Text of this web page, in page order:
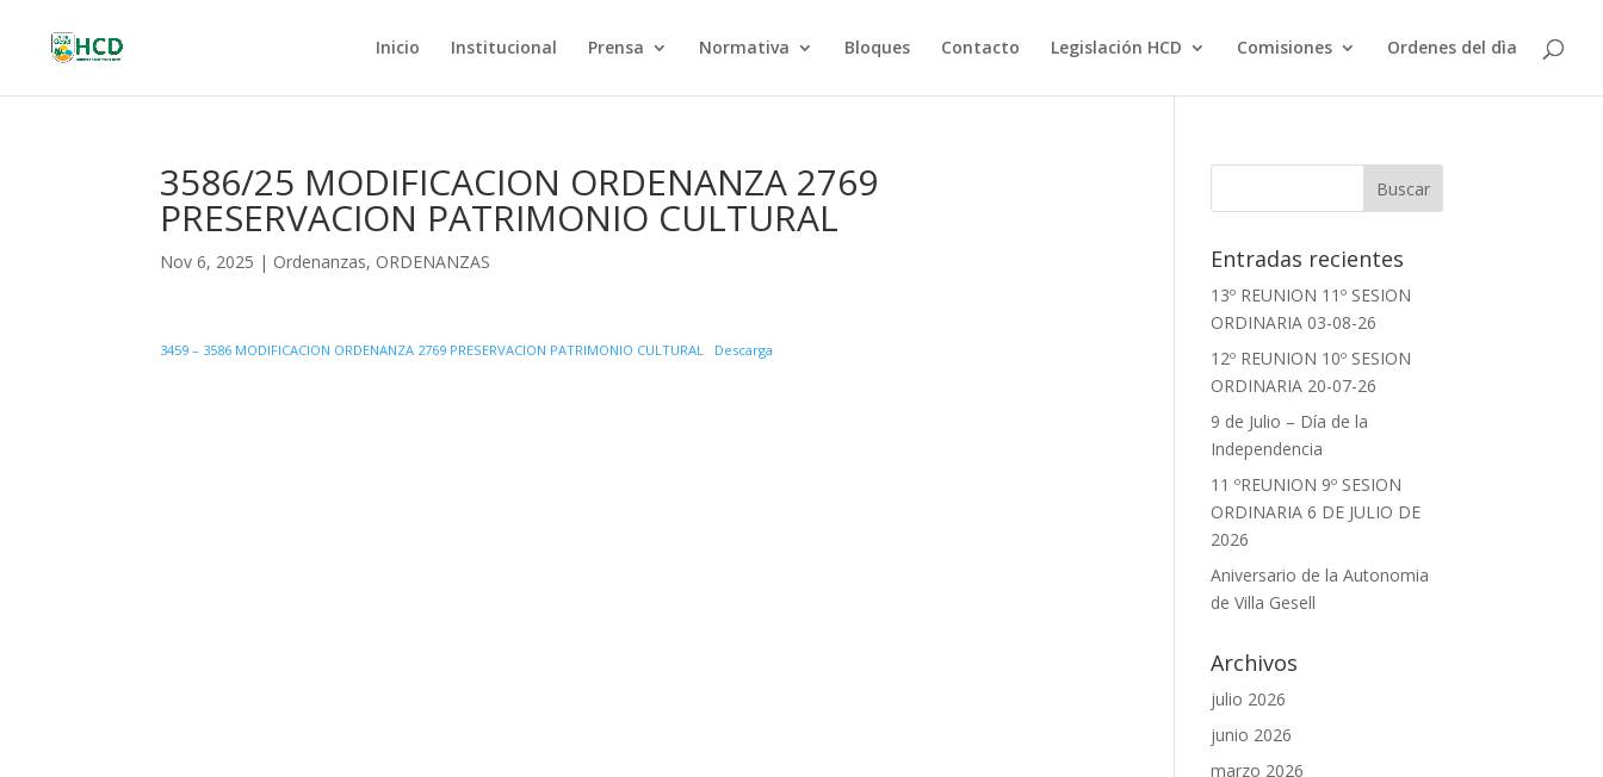
Inicio Institucional Prensa Normativa Bloques Contacto Legislación HCD Comisiones Ordenes del dìa
3586/25 MODIFICACION ORDENANZA 2769
PRESERVACION PATRIMONIO CULTURAL
Nov 6, 2025 | Ordenanzas, ORDENANZAS
3459 – 3586 MODIFICACION ORDENANZA 2769 PRESERVACION PATRIMONIO CULTURAL Descarga
Entradas recientes
13º REUNION 11º SESION
ORDINARIA 03-08-26
12º REUNION 10º SESION
ORDINARIA 20-07-26
9 de Julio – Día de la
Independencia
11 ºREUNION 9º SESION
ORDINARIA 6 DE JULIO DE
2026
Aniversario de la Autonomia
de Villa Gesell
Archivos
julio 2026
junio 2026
marzo 2026